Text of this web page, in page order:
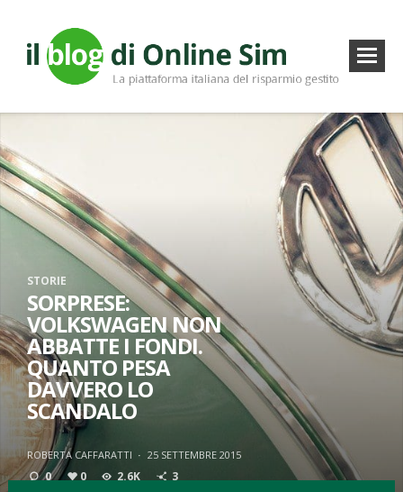
STORIE
SORPRESE:
VOLKSWAGEN NON
ABBATTE I FONDI.
QUANTO PESA
DAVVERO LO
SCANDALO
ROBERTA CAFFARATTI · 25 SETTEMBRE 2015
0 0 2.6K 3